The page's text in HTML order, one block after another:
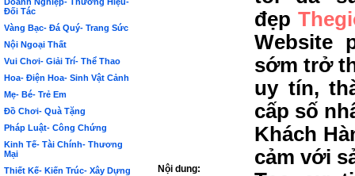
Đối Tác
Vàng Bạc- Đá Quý- Trang Sức
Nội Ngoại Thất
Vui Chơi- Giải Trí- Thể Thao
Hoa- Điện Hoa- Sinh Vật Cảnh
Mẹ- Bé- Trẻ Em
Đồ Chơi- Quà Tặng
Pháp Luật- Công Chứng
Kinh Tế- Tài Chính- Thương
Mại
Thiết Kế- Kiến Trúc- Xây Dựng
Nội dung:
đẹp
Website
sớm trở
uy tín,
cấp số
Khách
cảm với